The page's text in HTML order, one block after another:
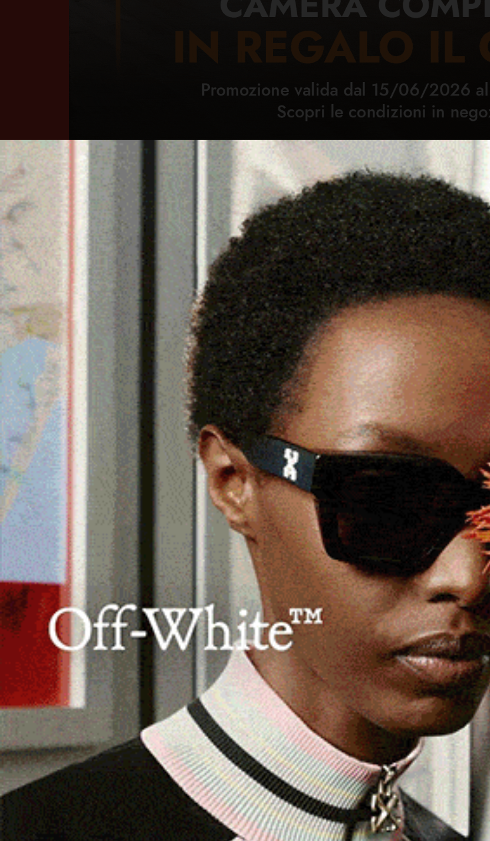
Home Ozieri Territorio Sardegna Cronaca Attualità Sport Cultura
ASL SASSARI, IL COMMISSARIO TAURO SI PRESENTA
ALLA CONFERENZA DEI SINDACI
24 Luglio 2025, 16:34
Durante la riunione si è parlato del nuovo modello organizzativo aziendale, degli
investimenti del Pnnr – Ospedali e Case di comunità –, e dell’emergenza legata alla
diffusione della Dermatite bovina.
SASSARI | 24 luglio 2025. Presieduta dal sindaco di ThiesiGianfranco Soletta, si è riunita ieri a
Sassari nella sala Angioy del palazzo della Provincia la Conferenza territoriale sanitaria e socio-
sanitaria della Asl n. 1. Durante la riunione, il commissario straordinario dell’Azienda sassarese, Paolo
Tauro
, ha presentato la Direzione aziendale dell’Asl alla platea di Sindaci della Conferenza. «Il nostro
mandato – ha sottolineato – sarà improntato all’insegna dell’integrazione e dell’ascolto, nell’intento di
avvicinare la sanità del territorio alle reali esigenze della popolazione».
Detto ciò, Tauro ha illustrato agli amministratori come quella del Nord-Ovest della Sardegna sia
un’Azienda in costante crescita, e che con i suoi2.561 dipendenti(tra comparo e dirigenza), vista la
capacità assunzionale prevista dal Piano di Fabbisogno, punta alla fine dell’anno ad incrementare
l’organico con circa 200 nuovi dipendenti.